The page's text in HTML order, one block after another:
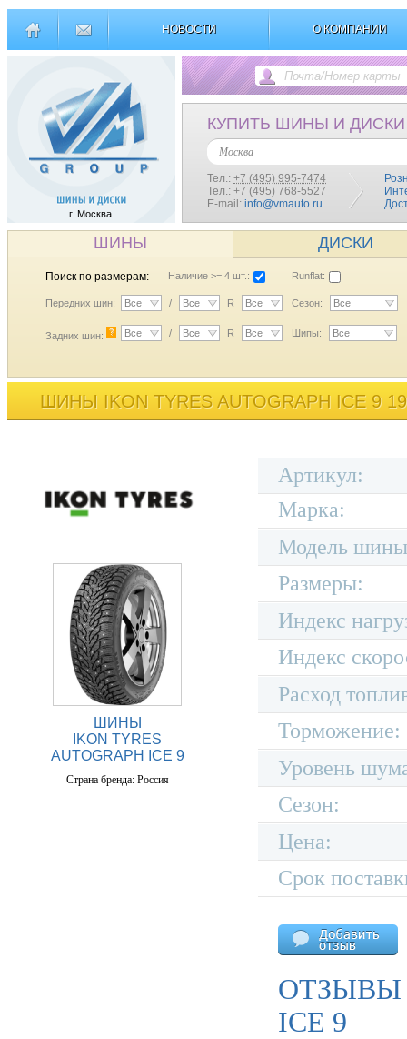
НОВОСТИ О КОМПАНИИ
г. Москва
КУПИТЬ ШИНЫ И ДИСКИ
Москва
Тел.: +7 (495) 995-7474
Тел.: +7 (495) 768-5527
E-mail: info@vmauto.ru
ШИНЫ ДИСКИ
Поиск по размерам: Наличие >= 4 шт.: Runflat:
Передних шин: Все / Все R Все Сезон: Все
Задних шин: ? Все / Все R Все Шипы: Все
ШИНЫ IKON TYRES AUTOGRAPH ICE 9
ШИНЫ
IKON TYRES
AUTOGRAPH ICE 9
Страна бренда: Россия
Артикул:
Марка:
Модель
Размеры:
Индекс
Индекс
Расход
Торможение:
Уровень
Сезон:
Цена:
Срок
ОТЗЫВЫ
ICE 9